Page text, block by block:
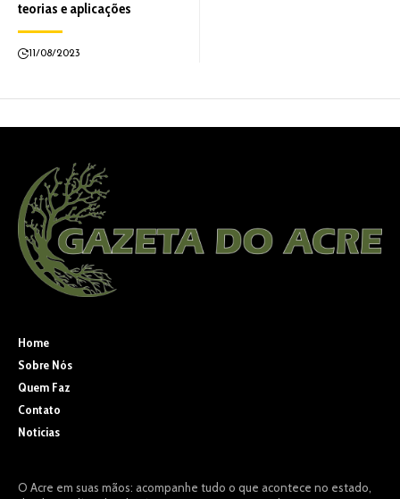
teorias e aplicações
11/08/2023
Home
Sobre Nós
Quem Faz
Contato
Noticias
O Acre em suas mãos: acompanhe tudo o que acontece no estado,